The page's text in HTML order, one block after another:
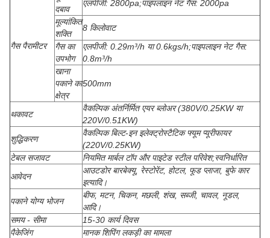
गैस पैरामीटर
दबाव
एलपीजी: 2800pa;पाइपलाइन नेट गैस: 2000pa
मूल्यांकित
शक्ति
8 किलोवाट
गैस का
उपभोग
एलपीजी: 0.29m³/h या 0.6kgs/h;पाइपलाइन नेट गैस:
0.8m³/h
खाना
पकाने का
क्षेत्र
500mm
थकावट
वैकल्पिक अंतर्निर्मित एयर ब्लोअर (380V/0.25KW या
220V/0.51KW)
शुद्धिकरण
वैकल्पिक बिल्ट-इन इलेक्ट्रोस्टैटिक फ्यूम प्यूरीफायर
(220V/0.25KW)
टेबल सजावट
नियमित मार्बल टॉप और पाइटेड स्टील परिवेश;स्वनिर्धारित
आवेदन
आउटडोर बारबेक्यू, रेस्टोरेंट, होटल, फूड प्लाजा, बुफे कार
इत्यादि।
पकाने योग्य भोजन
बीफ, मटन, चिकन, मछली, शंख, सब्जी, चावल, नूडल,
आदि।
समय - सीमा
15-30 कार्य दिवस
पैकेजिंग
मानक शिपिंग लकड़ी का मामला